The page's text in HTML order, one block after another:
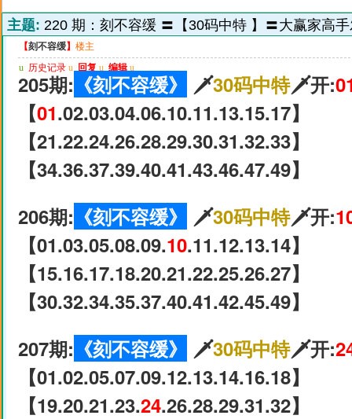
主题: 220 期：刻不容缓 〓【30码中特 】〓大赢家高
【刻不容缓】 楼主
u 历史记录 u 回复 u 编辑 u
205期: 《刻不容缓》 🗡30码中特🗡开:
【01.02.03.04.06.10.11.13.15.17】
【21.22.24.26.28.29.30.31.32.33】
【34.36.37.39.40.41.43.46.47.49】
206期: 《刻不容缓》 🗡30码中特🗡开:
【01.03.05.08.09.10.11.12.13.14】
【15.16.17.18.20.21.22.25.26.27】
【30.32.34.35.37.40.41.42.45.49】
207期: 《刻不容缓》 🗡30码中特🗡开:
【01.02.05.07.09.12.13.14.16.18】
【19.20.21.23.24.26.28.29.31.32】